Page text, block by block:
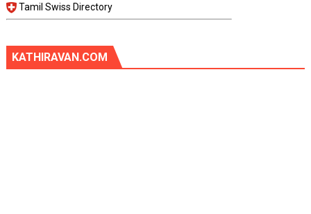
Tamil Swiss Directory
KATHIRAVAN.COM